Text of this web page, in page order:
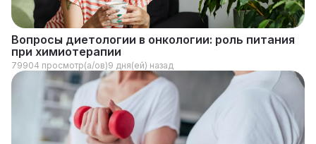
Вопросы диетологии в онкологии: роль питания
при химиотерапии
79904 просмотр(а/ов)9 дня(ей) назад